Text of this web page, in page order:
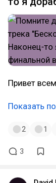
Привет
Показать
2 1
3